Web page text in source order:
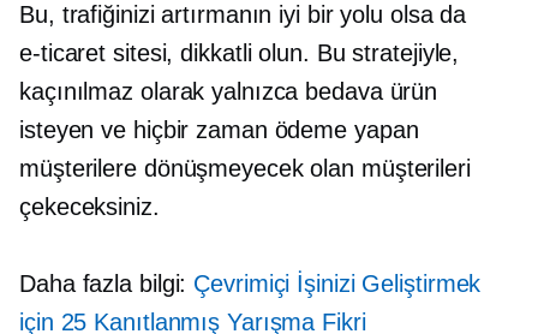
Bu, trafiğinizi artırmanın iyi bir yolu olsa da
e-ticaret sitesi, dikkatli olun. Bu stratejiyle,
kaçınılmaz olarak yalnızca bedava ürün
isteyen ve hiçbir zaman ödeme yapan
müşterilere dönüşmeyecek olan müşterileri
çekeceksiniz.
Daha fazla bilgi: Çevrimiçi İşinizi Geliştirmek
için 25 Kanıtlanmış Yarışma Fikri